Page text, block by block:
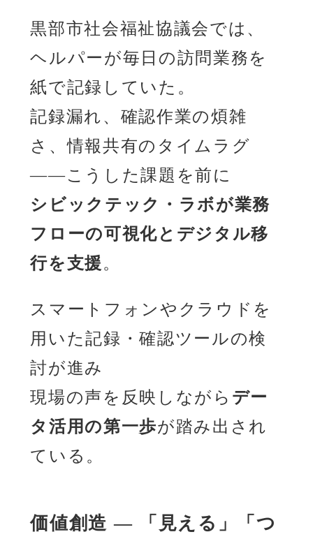
黒部市社会福祉協議会では、
ヘルパーが毎日の訪問業務を
紙で記録していた。
記録漏れ、確認作業の煩雑
さ、情報共有のタイムラグ
――こうした課題を前に
シビックテック・ラボが業務
フローの可視化とデジタル移
行を支援。
スマートフォンやクラウドを
用いた記録・確認ツールの検
討が進み
現場の声を反映しながら デー
タ活用の第一歩が踏み出され
ている。
価値創造 ― 「見える」「つ